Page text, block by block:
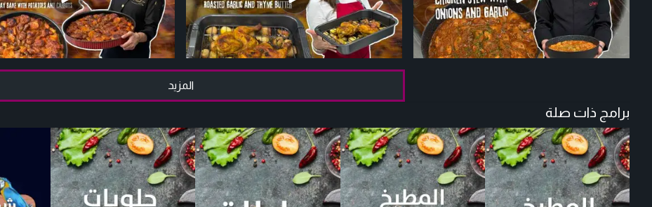
المزيد
برامج ذات صلة